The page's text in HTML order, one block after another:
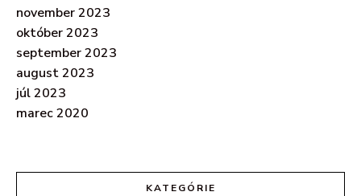
november 2023
október 2023
september 2023
august 2023
júl 2023
marec 2020
KATEGÓRIE